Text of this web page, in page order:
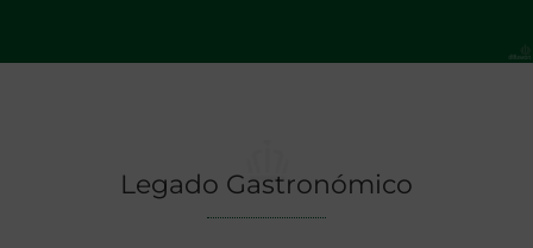
Legado Gastronómico